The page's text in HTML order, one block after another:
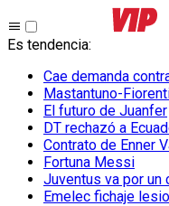
Es tendencia:
Cae demanda
Mastantuno-
El futuro de Juanfer
DT rechazó a
Contrato de Enner
Fortuna Messi
Juventus va por un
Emelec fichaje